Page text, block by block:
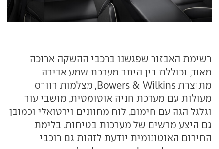
רשימת האבזור שפגשנו ברכבי ההשקה ארוכה
מאוד, וכוללת בין היתר מערכת שמע אדירה
מתוצרת Bowers & Wilkins, מצלמות רוורס
מעולות עם מערכת חניה אוטומטית, מושבי עור
וגלגל הגה עם חימום, לוח מחוונים וירטואלי וכמובן
גם היצע מרשים של מערכות בטיחות. בלימת
החירום האוטונומית יודעת לזהות גם רוכבי